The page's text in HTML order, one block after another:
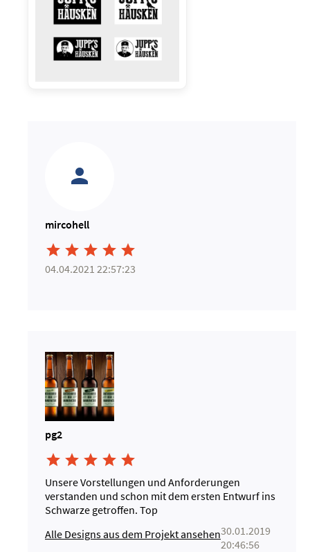
mircohell
    
04.04.2021 22:57:23
pg2
    
Unsere Vorstellungen und Anforderungen
verstanden und schon mit dem ersten Entwurf ins
Schwarze getroffen. Top
Alle Designs aus dem Projekt ansehen30.01.2019
20:46:56